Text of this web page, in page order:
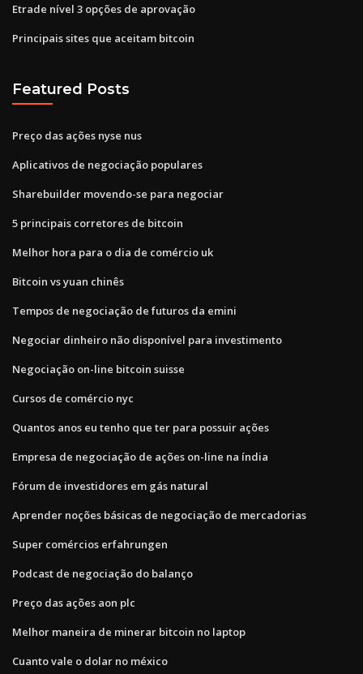
Etrade nível 3 opções de aprovação
Principais sites que aceitam bitcoin
Featured Posts
Preço das ações nyse nus
Aplicativos de negociação populares
Sharebuilder movendo-se para negociar
5 principais corretores de bitcoin
Melhor hora para o dia de comércio uk
Bitcoin vs yuan chinês
Tempos de negociação de futuros da emini
Negociar dinheiro não disponível para investimento
Negociação on-line bitcoin suisse
Cursos de comércio nyc
Quantos anos eu tenho que ter para possuir ações
Empresa de negociação de ações on-line na índia
Fórum de investidores em gás natural
Aprender noções básicas de negociação de mercadorias
Super comércios erfahrungen
Podcast de negociação do balanço
Preço das ações aon plc
Melhor maneira de minerar bitcoin no laptop
Cuanto vale o dolar no méxico